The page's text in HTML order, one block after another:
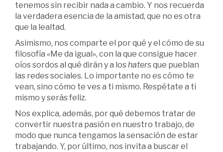
tenemos sin recibir nada a cambio. Y nos recuerda
la verdadera esencia de la amistad, que no es otra
que la lealtad.
Asimismo, nos comparte el por qué y el cómo de su
filosofía «Me da igual», con la que consigue hacer
oíos sordos al qué dirán y a loshatersque pueblan
las redes sociales. Lo importante no es cómo te
vean, sino cómo te ves a ti mismo. Respétate a ti
mismo y serás feliz.
Nos explica, además, por qué debemos tratar de
convertir nuestra pasión en nuestro trabajo, de
modo que nunca tengamos la sensación de estar
trabajando. Y, por último, nos invita a buscar el